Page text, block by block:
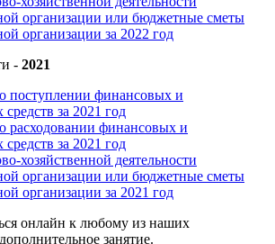
организации или бюджетные сметы
организации за 2022 год
- 2021
поступлении финансовых и
за 2021 год
расходовании финансовых и
за 2021 год
хозяйственной деятельности
организации или бюджетные сметы
организации за 2021 год
онлайн к любому из наших
занятие.